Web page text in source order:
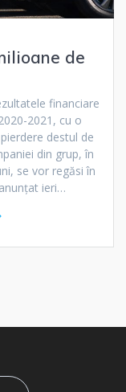
de
financiare
2021, cu o
destul de
din grup, în
se vor regăsi în
ieri…